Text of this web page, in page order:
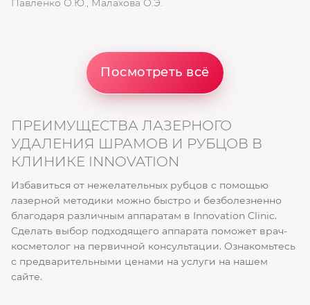
Павленко О.Ю., Малахова О.Э.
Посмотреть всё
ПРЕИМУЩЕСТВА ЛАЗЕРНОГО
УДАЛЕНИЯ ШРАМОВ И РУБЦОВ В
КЛИНИКЕ INNOVATION
Избавиться от нежелательных рубцов c помощью
лазерной методики можно быстро и безболезненно
благодаря различным аппаратам в Innovation Clinic.
Сделать выбор подходящего аппарата поможет врач-
косметолог на первичной консультации. Ознакомьтесь
с предварительными ценами на услуги на нашем
сайте.